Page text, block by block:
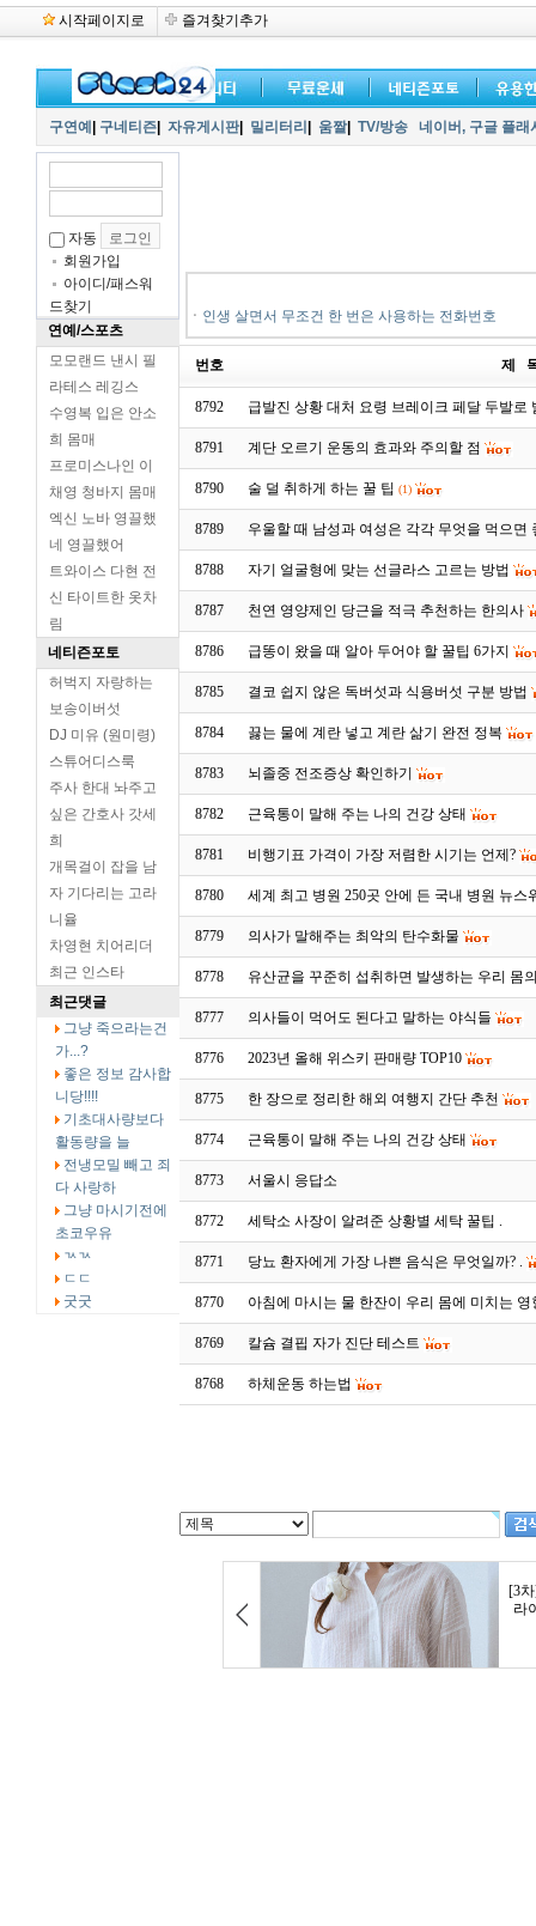
시작페이지로 즐겨찾기추가
구연예 구네티즌 자유게시판| 밀리터리 움짤| TV/방송 네이버, 구글 플
자동
회원가입
아이디/패스워
드찾기
연예/스포츠
모모랜드 낸시 필
라테스 레깅스
수영복 입은 안소
희 몸매
프로미스나인 이
채영 청바지 몸매
엑신 노바 영끌했
네 영끌했어
트와이스 다현 전
신 타이트한 옷차
림
네티즌포토
허벅지 자랑하는
보송이버섯
DJ 미유 (원미령)
스튜어디스룩
주사 한대 놔주고
싶은 간호사 갓세
희
개목걸이 잡을 남
자 기다리는 고라
니율
차영현 치어리더
최근 인스타
최근댓글
그냥 죽으라는건
가...?
좋은 정보 감사합
니당!!!!
기초대사량보다
활동량을 늘
전냉모밀 빼고 죄
다 사랑하
그냥 마시기전에
초코우유
ㄳㄳ
ㄷㄷ
굿굿
ㆍ 인생 살면서 무조건 한 번은 사용하는 전화번호
번호 제
8792 급발진 상황 대처 요령 브레이크 페달 두발로
8791 계단 오르기 운동의 효과와 주의할 점
8790 술 덜 취하게 하는 꿀 팁 (1)
8789 우울할 때 남성과 여성은 각각 무엇을 먹으면
8788 자기 얼굴형에 맞는 선글라스 고르는 방법
8787 천연 영양제인 당근을 적극 추천하는 한의사
8786 급똥이 왔을 때 알아 두어야 할 꿀팁 6가지
8785 결코 쉽지 않은 독버섯과 식용버섯 구분 방법
8784 끓는 물에 계란 넣고 계란 삶기 완전 정복
8783 뇌졸중 전조증상 확인하기
8782 근육통이 말해 주는 나의 건강 상태
8781 비행기표 가격이 가장 저렴한 시기는 언제?
8780 세계 최고 병원 250곳 안에 든 국내 병원 뉴스
8779 의사가 말해주는 최악의 탄수화물
8778 유산균을 꾸준히 섭취하면 발생하는 우리 몸
8777 의사들이 먹어도 된다고 말하는 야식들
8776 2023년 올해 위스키 판매량 TOP10
8775 한 장으로 정리한 해외 여행지 간단 추천
8774 근육통이 말해 주는 나의 건강 상태
8773 서울시 응답소
8772 세탁소 사장이 알려준 상황별 세탁 꿀팁 .
8771 당뇨 환자에게 가장 나쁜 음식은 무엇일까? .
8770 아침에 마시는 물 한잔이 우리 몸에 미치는 영
8769 칼슘 결핍 자가 진단 테스트
8768 하체운동 하는법